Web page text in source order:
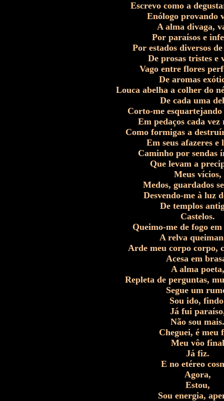
Escrevo como a
Enólogo provando
A alma divaga,
Por paraísos e
Por estados diversos
De prosas tristes e
Vago entre flores
De aromas
Louca abelha a colher do
De cada uma
Corto-me
Em pedaços cada vez
Como formigas a
Em seus afazeres e
Caminho por sendas
Que levam a
Meus vícios,
Medos, guardados
Desvendo-me à luz
De templos
Castelos.
Queimo-me de fogo
A relva
Arde meu corpo corpo,
Acesa em
A alma poeta,
Repleta de perguntas,
Segue um
Sou ido,
Já fui
Não sou mais.
Cheguei, é meu
Meu vôo final
Já fiz.
E no etéreo
Agora,
Estou,
Sou energia,